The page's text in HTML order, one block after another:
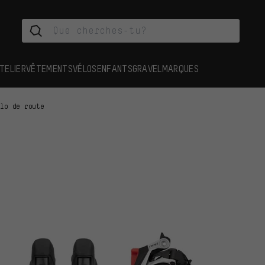
VÊTEMENTSVÉLOSENFANTSGRAVEL MARQUES
de route